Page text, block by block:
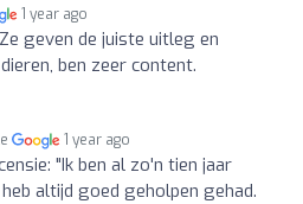
1 year ago
Ze geven de juiste uitleg en
ben zeer content.
1 year ago
"Ik ben al zo'n tien jaar
altijd goed geholpen gehad.